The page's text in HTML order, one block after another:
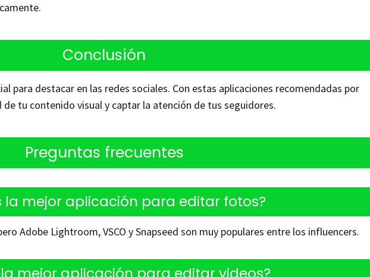
Conclusión
para destacar en las redes sociales. Con estas aplicaciones recomendadas por
tu contenido visual y captar la atención de tus seguidores.
Preguntas frecuentes
la mejor aplicación para editar fotos?
Adobe Lightroom, VSCO y Snapseed son muy populares entre los influencers.